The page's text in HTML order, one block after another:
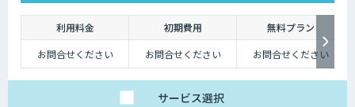
利用料金 初期費用
無料プラン
お問合せください
お問合せください お問合せください
サービス選択